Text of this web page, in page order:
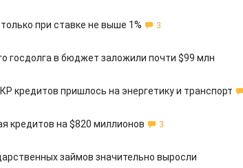
при ставке не выше 1% 3
госдолга в бюджет заложили почти $99 млн
кредитов пришлось на энергетику и транспорт
кредитов на $820 миллионов 3
займов значительно выросли